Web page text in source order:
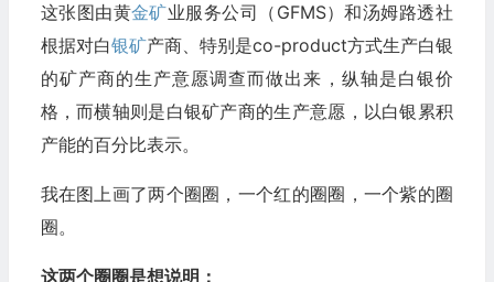
这张图由黄金矿业服务公司（GFMS）和汤姆路透社
根据对白银矿产商、特别是co-product方式生产白银
的矿产商的生产意愿调查而做出来，纵轴是白银价
格，而横轴则是白银矿产商的生产意愿，以白银累积
产能的百分比表示。
我在图上画了两个圈圈，一个红的圈圈，一个紫的圈
圈。
这两个圈圈是想说明：